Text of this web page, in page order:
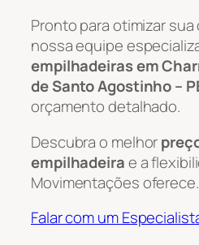
Pronto para otimizar
nossa equipe
empilhadeiras em
de Santo Agostinho –
orçamento detalhado.
Descubra o melhor
empilhadeirae a
Movimentações oferece.
Falar com um